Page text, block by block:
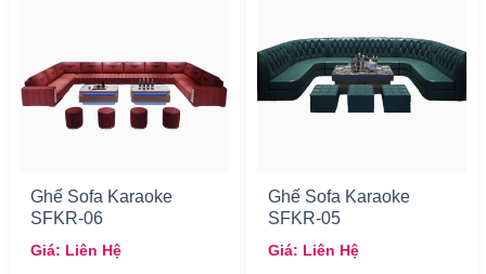
Ghế Sofa Karaoke
SFKR-06
Giá: Liên Hệ
Ghế Sofa Karaoke
SFKR-05
Giá: Liên Hệ